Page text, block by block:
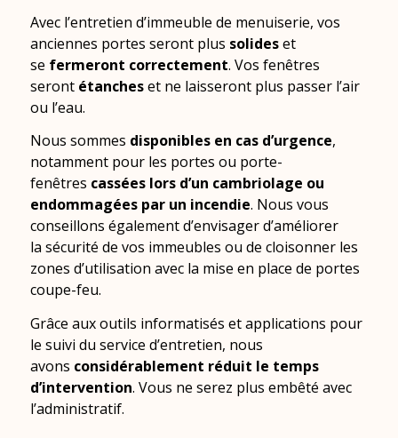
Avec l’entretien d’immeuble de menuiserie, vos
anciennes portes seront plus solideset
se fermeront correctement. Vos fenêtres
seront étancheset ne laisseront plus passer l’air
ou l’eau.
Nous sommes disponibles en cas d’urgence,
notamment pour les portes ou porte-
fenêtres cassées lors d’un cambriolage ou
endommagées par un incendie. Nous vous
conseillons également d’envisager d’améliorer
la sécurité de vos immeubles ou de cloisonner les
zones d’utilisation avec la mise en place de portes
coupe-feu.
Grâce aux outils informatisés et applications pour
le suivi du service d’entretien, nous
avons considérablement réduit le temps
d’intervention. Vous ne serez plus embêté avec
l’administratif.